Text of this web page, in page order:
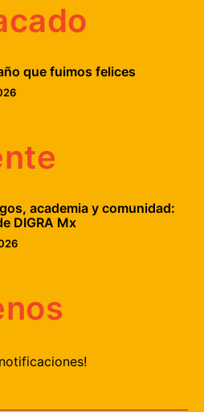
que fuimos felices
academia y comunidad:
DIGRA Mx